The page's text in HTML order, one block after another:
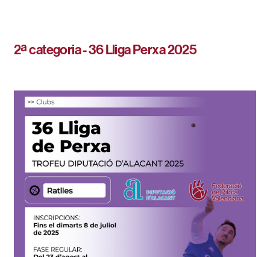
2ª categoria - 36 Lliga Perxa 2025